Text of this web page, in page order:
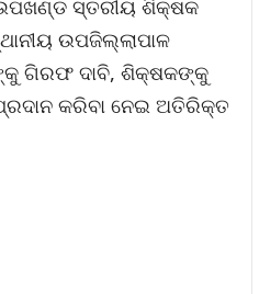
ସ୍ତରୀୟ ଶିକ୍ଷକ
ଉପଜିଲ୍ଲାପାଳ
ଗିରଫ ଦାବି, ଶିକ୍ଷକଙ୍କୁ
କରିବା ନେଇ ଅତିରିକ୍ତ